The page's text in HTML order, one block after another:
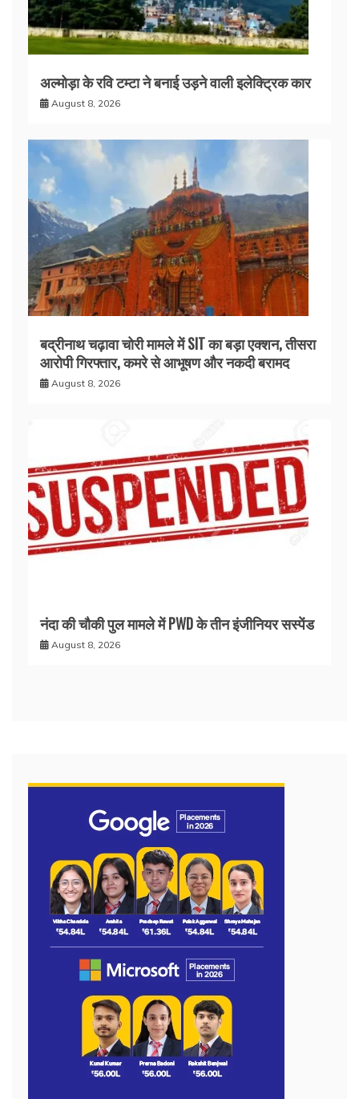
अल्मोड़ा के रवि टम्टा ने बनाई उड़ने वाली इलेक्ट्रिक कार
August 8, 2026
बद्रीनाथ चढ़ावा चोरी मामले में SIT का बड़ा एक्शन, तीसरा
आरोपी गिरफ्तार, कमरे से आभूषण और नकदी बरामद
August 8, 2026
नंदा की चौकी पुल मामले में PWD के तीन इंजीनियर सस्पेंड
August 8, 2026